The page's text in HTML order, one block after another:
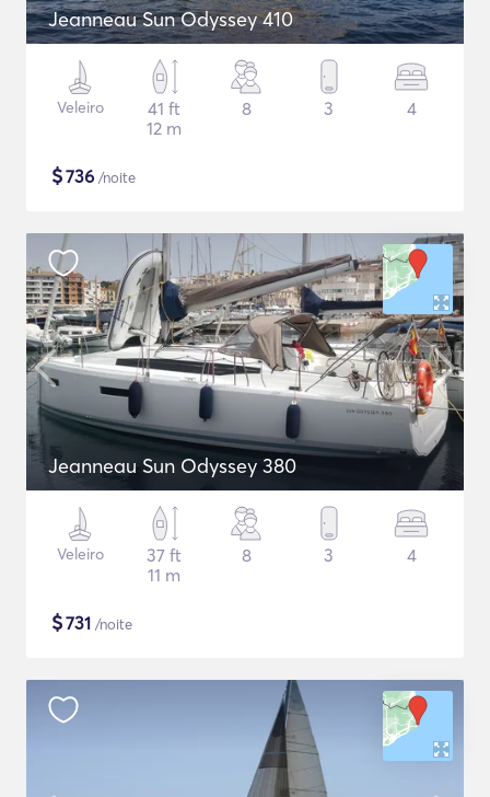
Jeanneau Sun Odyssey 410
Veleiro
41 ft
12 m
8 3 4
$736 /noite
Jeanneau Sun Odyssey 380
Veleiro
37 ft
11 m
8 3 4
$731 /noite